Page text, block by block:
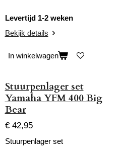
Levertijd 1-2 weken
Bekijk details
In winkelwagen
Stuurpenlager set
Yamaha YFM 400 Big
Bear
€ 42,95
Stuurpenlager set